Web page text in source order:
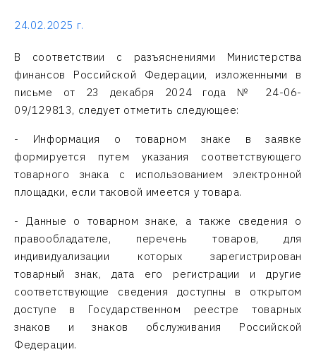
24.02.2025 г.
В соответствии с разъяснениями Министерства
финансов Российской Федерации, изложенными в
письме от 23 декабря 2024 года № 24-06-
09/129813, следует отметить следующее:
- Информация о товарном знаке в заявке
формируется путем указания соответствующего
товарного знака с использованием электронной
площадки, если таковой имеется у товара.
- Данные о товарном знаке, а также сведения о
правообладателе, перечень товаров, для
индивидуализации которых зарегистрирован
товарный знак, дата его регистрации и другие
соответствующие сведения доступны в открытом
доступе в Государственном реестре товарных
знаков и знаков обслуживания Российской
Федерации.